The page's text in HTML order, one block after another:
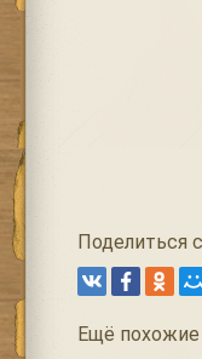
Поделиться
Ещё похожие